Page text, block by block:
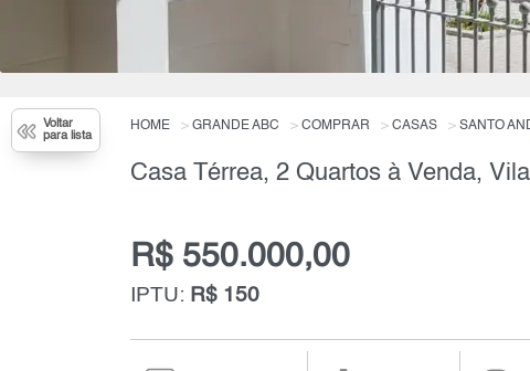
Voltar
para lista
HOME GRANDE ABC COMPRAR CASAS SANTO
Casa Térrea, 2 Quartos à Venda,
R$ 550.000,00
IPTU: R$ 150